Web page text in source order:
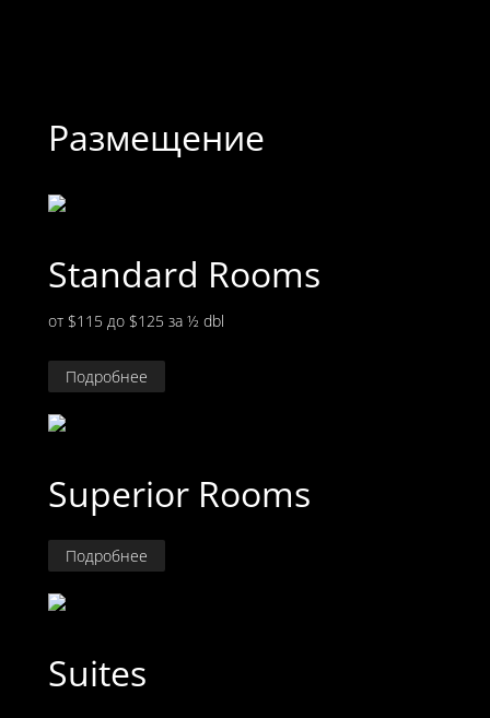
Размещение
Standard Rooms
от $115 до $125 за ½ dbl
Подробнее
Superior Rooms
Подробнее
Suites